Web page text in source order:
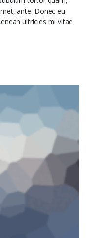
ante. Donec eu
ultricies mi vitae